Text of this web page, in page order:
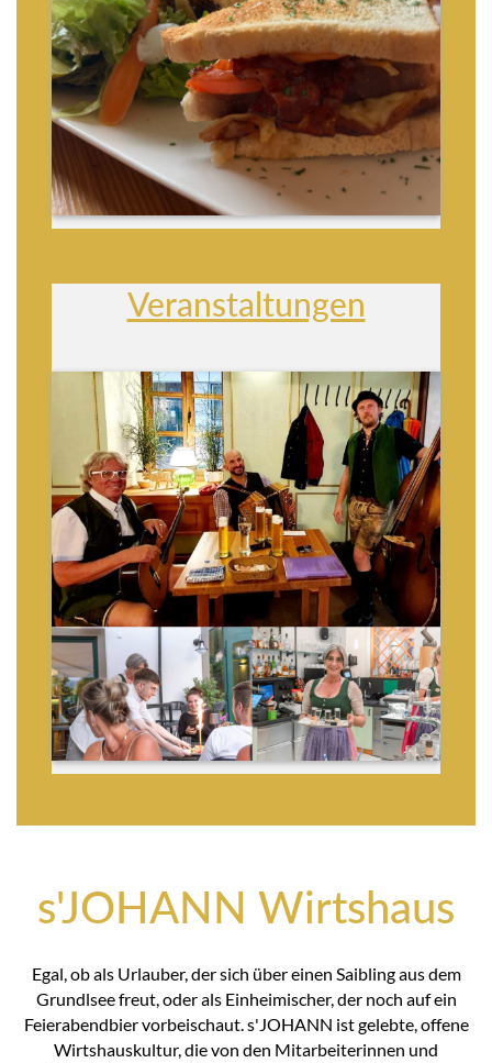
Veranstaltungen
s'JOHANN Wirtshaus
Egal, ob als Urlauber, der sich über einen Saibling aus dem
Grundlsee freut, oder als Einheimischer, der noch auf ein
Feierabendbier vorbeischaut. s'JOHANN ist gelebte, offene
Wirtshauskultur, die von den Mitarbeiterinnen und